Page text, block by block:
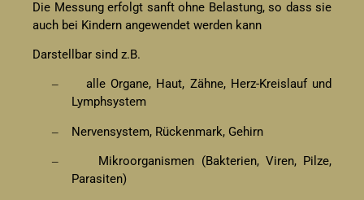
Die Messung erfolgt sanft ohne Belastung, so dass sie
auch bei Kindern angewendet werden kann
Darstellbar sind z.B.
–
alle Organe, Haut, Zähne, Herz-Kreislauf und
Lymphsystem
– Nervensystem, Rückenmark, Gehirn
–
Mikroorganismen (Bakterien, Viren, Pilze,
Parasiten)